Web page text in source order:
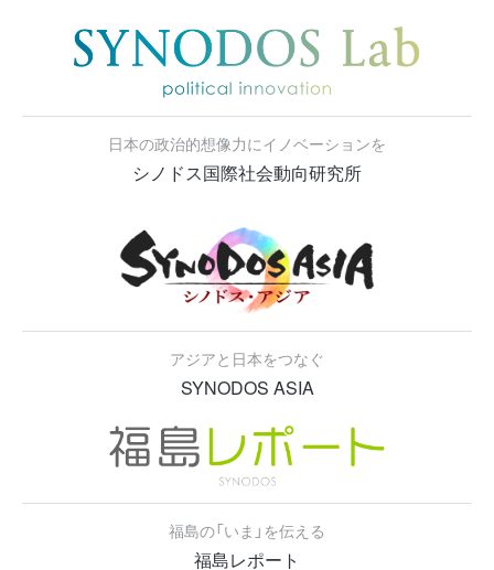
日本の政治的想像力にイノベーションを
シノドス国際社会動向研究所
アジアと日本をつなぐ
SYNODOS ASIA
福島の「いま」を伝える
福島レポート